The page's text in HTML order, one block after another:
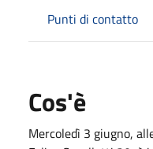
Punti di contatto
Cos'è
Mercoledì 3 giugno,